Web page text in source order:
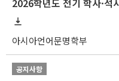
아시아언어문명학부
공지사항